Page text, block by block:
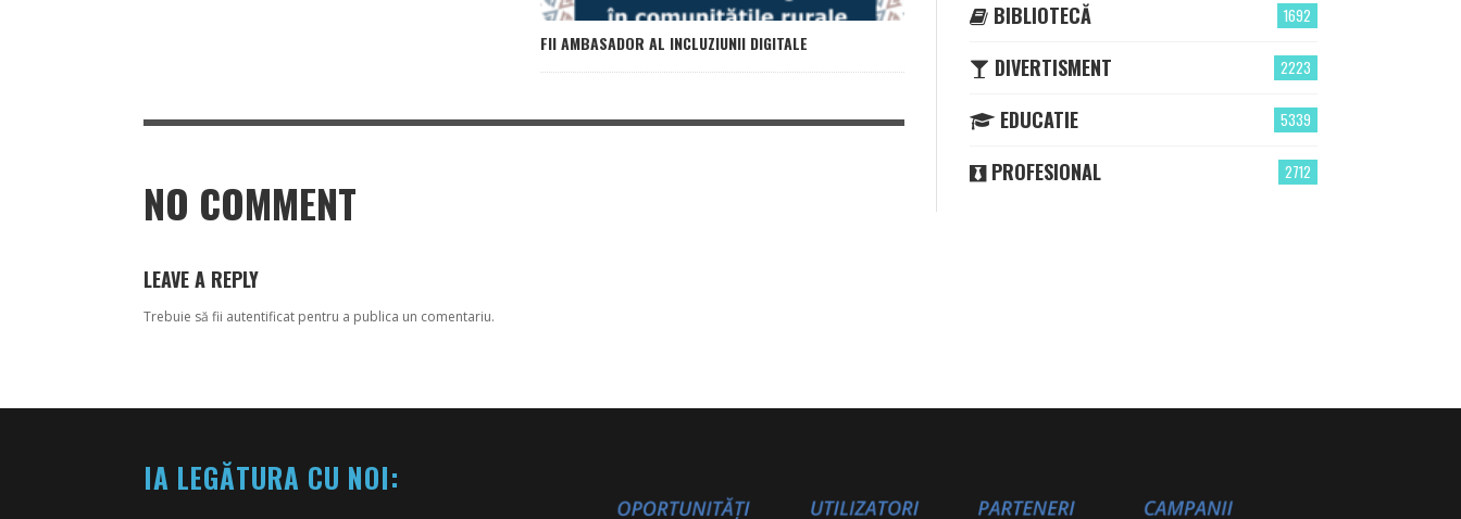
FII AMBASADOR AL INCLUZIUNII DIGITALE
NO COMMENT
LEAVE A REPLY
Trebuie să fii autentificat pentru a publica un comentariu.
1692
BIBLIOTECĂ
2223
DIVERTISMENT
5339
EDUCATIE
2712
PROFESIONAL
IA LEGĂTURA CU NOI: